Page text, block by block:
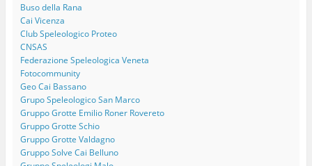
Buso della Rana
Cai Vicenza
Club Speleologico Proteo
CNSAS
Federazione Speleologica Veneta
Fotocommunity
Geo Cai Bassano
Grupo Speleologico San Marco
Gruppo Grotte Emilio Roner Rovereto
Gruppo Grotte Schio
Gruppo Grotte Valdagno
Gruppo Solve Cai Belluno